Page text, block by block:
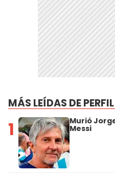
MÁS LEÍDAS DE PERFIL
1 Murió
Messi